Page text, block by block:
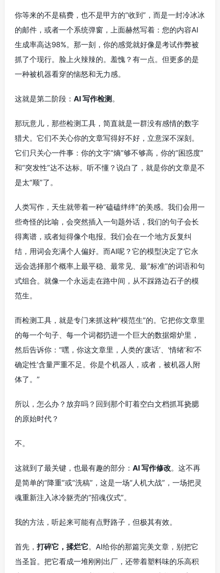
你等来的不是稿费，也不是甲方的“收到”，而是一封冷冰冰
的邮件，或者一个系统弹窗，上面赫然写着：您的内容AI
生成率高达98%。那一刻，你的感觉就好像是考试作弊被
抓了个现行。脸上火辣辣的。羞愧？有一点。但更多的是
一种被机器看穿的恼怒和无力感。
这就是第二阶段： AI 写作检测。
那玩意儿，那些检测工具，简直就是一群没有感情的数字
猎犬。它们不关心你的文章写得好不好，立意深不深刻。
它们只关心一件事：你的文字“熵”够不够高，你的“困惑度”
和“突发性”达不达标。听不懂？说白了，就是你的文章是不
是太“顺”了。
人类写作，天生就带着一种“磕磕绊绊”的美感。我们会用一
些奇怪的比喻，会突然插入一句题外话，我们的句子会长
得离谱，或者短得像个电报。我们会在一个地方反复纠
结，用词会充满个人偏好。而AI呢？它的模型决定了它永
远会选择那个概率上最平稳、最常见、最“标准”的词语和句
式组合。就像一个永远走在路中间，从不踩路边石子的模
范生。
而检测工具，就是专门来抓这种“模范生”的。它把你文章里
的每一个句子、每一个词都扔进一个巨大的数据熔炉里，
然后告诉你：“嘿，你这文章里，人类的‘废话’、‘情绪’和‘不
确定性’含量严重不足。你是个机器人，或者，被机器人附
体了。”
所以，怎么办？放弃吗？回到那个盯着空白文档抓耳挠腮
的原始时代？
不。
这就到了最关键，也最有趣的部分： AI 写作修改。这不再
是简单的“降重”或“洗稿”，这是一场“人机大战”，一场把灵
魂重新注入冰冷躯壳的“招魂仪式”。
我的方法，听起来可能有点野路子，但极其有效。
首先， 打碎它，揉烂它。AI给你的那篇完美文章，别把它
当圣旨。把它看成一堆刚刚出厂，还带着塑料味的乐高积